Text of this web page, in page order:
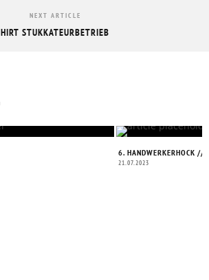
NEXT ARTICLE
HIRT STUKKATEURBETRIEB
6. HANDWERKERHOCK
21.07.2023